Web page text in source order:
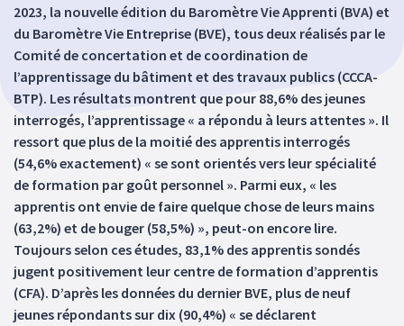
2023, la nouvelle édition du Baromètre Vie Apprenti (BVA) et
du Baromètre Vie Entreprise (BVE), tous deux réalisés par le
Comité de concertation et de coordination de
l’apprentissage du bâtiment et des travaux publics (CCCA-
BTP). Les résultats montrent que pour 88,6% des jeunes
interrogés, l’apprentissage « a répondu à leurs attentes ». Il
ressort que plus de la moitié des apprentis interrogés
(54,6% exactement) « se sont orientés vers leur spécialité
de formation par goût personnel ». Parmi eux, « les
apprentis ont envie de faire quelque chose de leurs mains
(63,2%) et de bouger (58,5%) », peut-on encore lire.
Toujours selon ces études, 83,1% des apprentis sondés
jugent positivement leur centre de formation d’apprentis
(CFA). D’après les données du dernier BVE, plus de neuf
jeunes répondants sur dix (90,4%) « se déclarent